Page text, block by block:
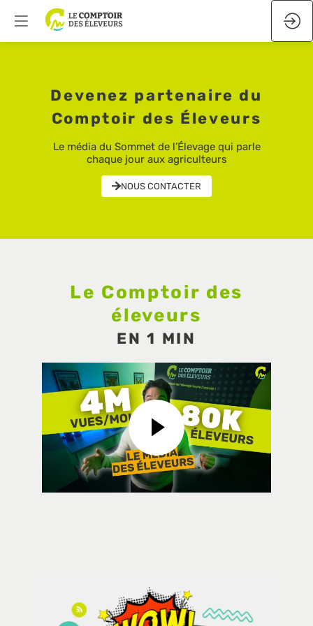
Devenez partenaire du
Comptoir des Éleveurs
Le média du Sommet de l’Élevage qui parle
chaque jour aux agriculteurs
NOUS CONTACTER
Le Comptoir des
éleveurs
EN 1 MIN